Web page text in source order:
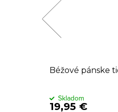
Béžové pánske
19,95 €
Skladom